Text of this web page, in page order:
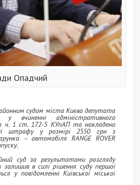
Опадчий
судом міста Києва депутата
вчиненні адміністративного
ч. 1 ст. 172-5 КУпАП та накладено
штрафу у розмірі 2550 грн з
– автомобіля RANGE ROVER
суд за результатами розгляду
залишив в силі рішення суду першої
у повідомленні Київської міської